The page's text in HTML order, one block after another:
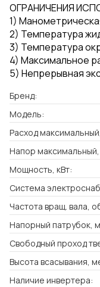
ОГРАНИЧЕНИЯ
1)
2) Температура
3) Температура
4) Максимальное
5) Непрерывная
Бренд:
Модель:
Расход
Напор
Мощность, кВт:
Система
Частота вращ. вала,
Напорный патрубок,
Свободный проход
Высота всасывания,
Наличие инвертера: